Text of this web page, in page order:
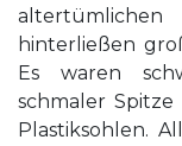
hinterließen
Es waren
schmaler
Plastiksohlen.